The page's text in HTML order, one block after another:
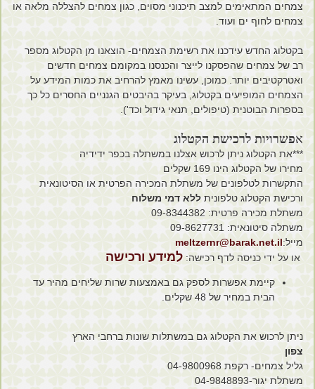
צמחים המתאימים למצב תיכנוני מסוים, כגון צמחים להצללה מלאה או
צמחים לחוף ים ועוד.
בקטלוג החדש עידכנו את רשימת הצמחים- הוצאנו מן הקטלוג מספר
רב של צמחים שהפסקנו לייצר והכנסנו במקומם צמחים חדשים
ואטרקטיבים יותר. כמוכן, עשינו מאמץ להרחיב את כמות המידע על
הצמחים המופיעים בקטלוג, בעיקר בהיבטים הגנניים החסרים כל כך
בספרות הבוטנית (טיפולים, תנאי גידול וכד').
אפשרויות לרכישת הקטלוג
***את הקטלוג ניתן לרכוש אצלנו במשתלה בכפר ידידיה
מחירו של הקטלוג הינו 169 שקלים
התקשרות לטלפונים של משתלת המכירה הפרטית או הסיטונאית
ורכישת הקטלוג טלפוניתללא דמי משלוח
משתלת מכירה פרטית: 09-8344382
משתלה סיטונאית: 09-8627731
מייל:meltzernr@barak.net.il
או על ידי כניסה לדף רכישה: למידע ורכישה
קיימת אפשרות לספק גם באמצעות שרות שליחים מהיר עד
הבית במחיר של 48 שקלים.
ניתן לרכוש את הקטלוג גם במשתלות שונות ברחבי הארץ
צפון
גליל צמחים- רקפת 04-9800968
משתלת יגור-04-9848893